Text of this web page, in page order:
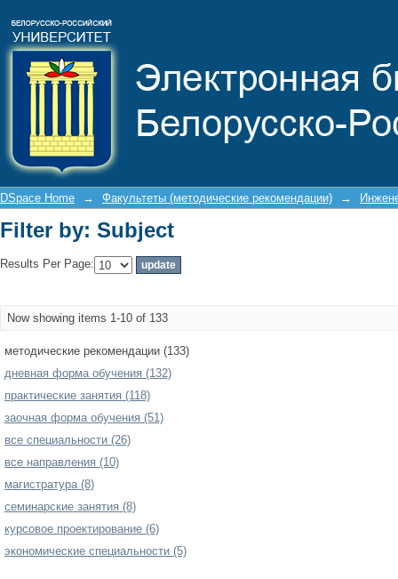
DSpace Home → Факультеты (методические рекомендации) →
Filter by: Subject
Results Per Page:
Now showing items 1-10 of 133
методические рекомендации (133)
дневная форма обучения (132)
практические занятия (118)
заочная форма обучения (51)
все специальности (26)
все направления (10)
магистратура (8)
семинарские занятия (8)
курсовое проектирование (6)
экономические специальности (5)